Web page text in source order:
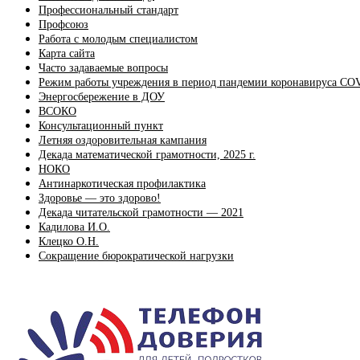
Профессиональный стандарт
Профсоюз
Работа с молодым специалистом
Карта сайта
Часто задаваемые вопросы
Режим работы учреждения в период пандемии коронавируса
Энергосбережение в ДОУ
ВСОКО
Консультационный пункт
Летняя оздоровительная кампания
Декада математической грамотности, 2025 г.
НОКО
Антинаркотическая профилактика
Здоровье — это здорово!
Декада читательской грамотности — 2021
Кадилова И.О.
Клецко О.Н.
Сокращение бюрократической нагрузки